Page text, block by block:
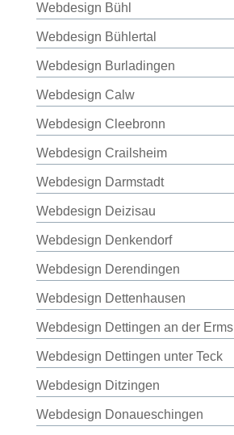
Webdesign Bühl
Webdesign Bühlertal
Webdesign Burladingen
Webdesign Calw
Webdesign Cleebronn
Webdesign Crailsheim
Webdesign Darmstadt
Webdesign Deizisau
Webdesign Denkendorf
Webdesign Derendingen
Webdesign Dettenhausen
Webdesign Dettingen an der Erms
Webdesign Dettingen unter Teck
Webdesign Ditzingen
Webdesign Donaueschingen